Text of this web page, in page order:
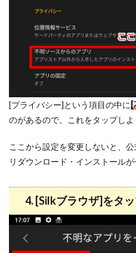
[プライバシー]という項目の中に[
のがあるので、これをタップしよ
ここから設定を変更しないと、
リダウンロード・インストールが
4. [Silkブラウザ]をタ